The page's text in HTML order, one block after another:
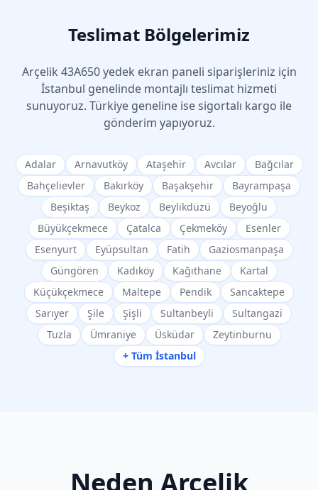
Teslimat Bölgelerimiz
Arçelik 43A650yedek ekran paneli siparişleriniz için
İstanbul genelinde montajlı teslimat hizmeti
sunuyoruz. Türkiye geneline ise sigortalı kargo ile
gönderim yapıyoruz.
Adalar Arnavutköy Ataşehir Avcılar
Bağcılar
Bahçelievler
Bakırköy Başakşehir
Bayrampaşa
Beşiktaş
Beykoz Beylikdüzü
Beyoğlu
Büyükçekmece
Çatalca Çekmeköy
Esenler
Esenyurt
Eyüpsultan Fatih
Gaziosmanpaşa
Güngören
Kadıköy Kağıthane
Kartal
Küçükçekmece
Maltepe Pendik
Sancaktepe
Sarıyer
Şile Şişli Sultanbeyli
Sultangazi
Tuzla
Ümraniye Üsküdar
Zeytinburnu
+ Tüm İstanbul
Neden Arçelik